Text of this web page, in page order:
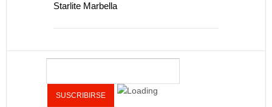
Starlite Marbella